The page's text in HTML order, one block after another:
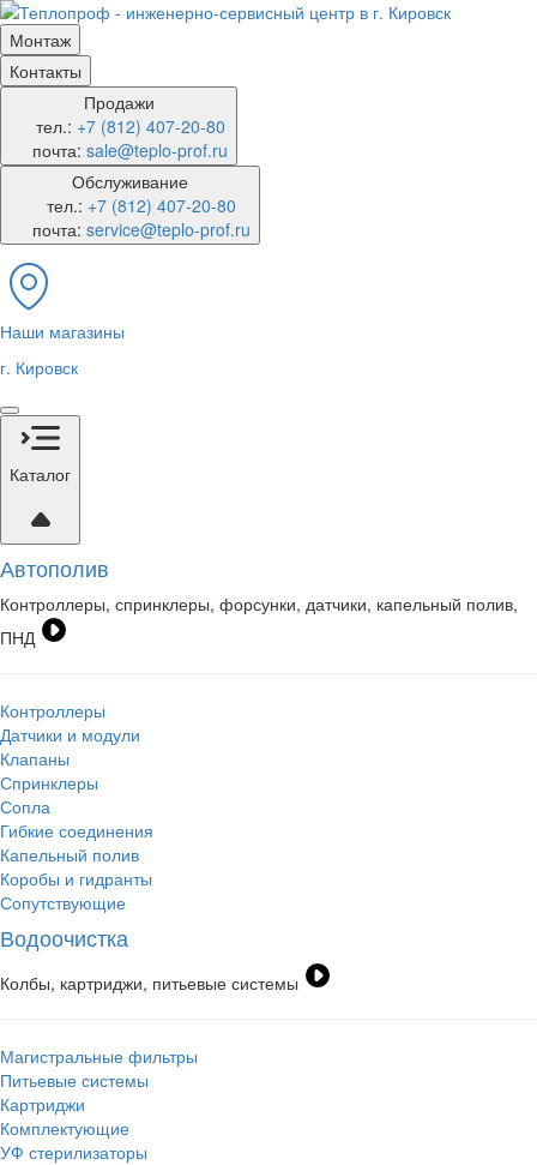
Монтаж
Контакты
Продажи
тел.: +7 (812) 407-20-80
почта: sale@teplo-prof.ru
Обслуживание
тел.: +7 (812) 407-20-80
почта: service@teplo-prof.ru
Наши магазины
г. Кировск
Каталог
Автополив
Контроллеры, спринклеры, форсунки, датчики, капельный полив,
ПНД
Контроллеры
Датчики и модули
Клапаны
Спринклеры
Сопла
Гибкие соединения
Капельный полив
Коробы и гидранты
Сопутствующие
Водоочистка
Колбы, картриджи, питьевые системы
Магистральные фильтры
Питьевые системы
Картриджи
Комплектующие
УФ стерилизаторы